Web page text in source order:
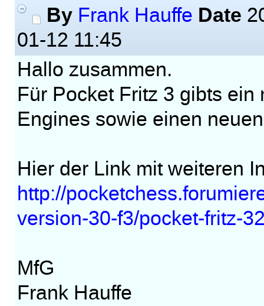
By Frank Hauffe Date
01-12 11:45
Hallo zusammen.
Für Pocket Fritz 3 gibts
Engines sowie einen
Hier der Link mit weiteren
http://
version-30-f3/pocket-fritz-
MfG
Frank Hauffe